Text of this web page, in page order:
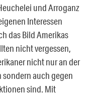
und Arroganz
Interessen
das Bild Amerikas
nicht vergessen,
nicht nur an der
auch gegen
sind. Mit